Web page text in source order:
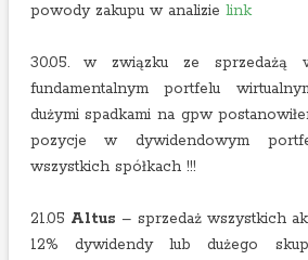
powody zakupu w analizie link
30.05. w związku ze sprzedażą
fundamentalnym portfelu
dużymi spadkami na gpw
pozycje w dywidendowym
wszystkich spółkach !!!
21.05 Altus – sprzedaż wszystkich
12% dywidendy lub dużego